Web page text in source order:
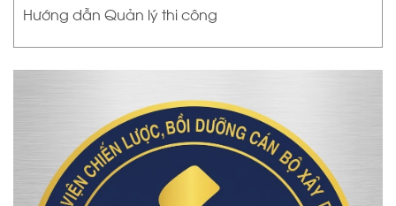
Hướng dẫn Quản lý thi công